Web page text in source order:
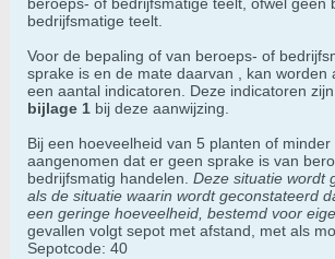
bedrijfsmatige teelt.
Voor de bepaling of van beroeps- of
sprake is en de mate daarvan , kan worden
een aantal indicatoren. Deze indicatoren
bijlage 1 bij deze aanwijzing.
Bij een hoeveelheid van 5 planten of minder
aangenomen dat er geen sprake is van
bedrijfsmatig handelen. Deze situatie wordt
als de situatie waarin wordt geconstateerd
een geringe hoeveelheid, bestemd voor
gevallen volgt sepot met afstand, met als
Sepotcode: 40